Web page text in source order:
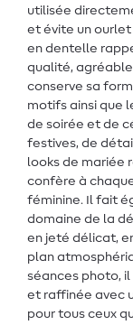
utilisée
et évite un ourlet
en dentelle
qualité,
conserve sa
motifs ainsi que
de soirée et de
festives, de
looks de mariée
confère à
féminine. Il fait
domaine de la
en jeté délicat,
plan
séances photo,
et raffinée avec
pour tous ceux